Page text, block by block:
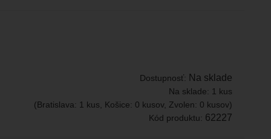
Dostupnosť: Na sklade
Na sklade: 1 kus
(Bratislava: 1 kus, Košice: 0 kusov, Zvolen: 0 kusov)
Kód produktu: 62227